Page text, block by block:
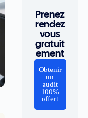
Prenez
rendez
vous
gratuit
ement
Obtenir
un
audit
100%
offert